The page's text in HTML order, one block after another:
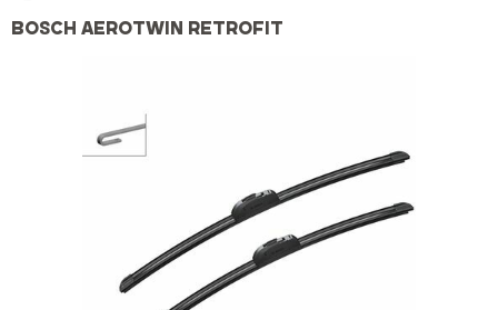
BOSCH AEROTWIN RETROFIT